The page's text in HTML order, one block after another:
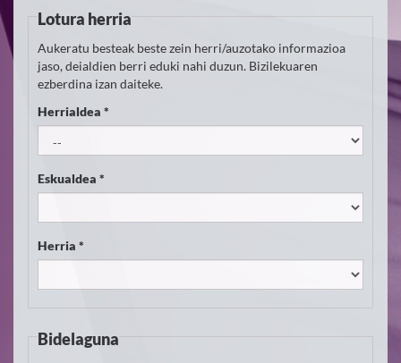
Lotura herria
Aukeratu besteak beste zein herri/auzotako informazioa
jaso, deialdien berri eduki nahi duzun. Bizilekuaren
ezberdina izan daiteke.
Herrialdea *
Eskualdea *
Herria *
Bidelaguna